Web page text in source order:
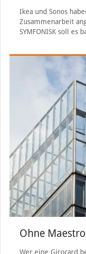
Ikea und Sonos
Zusammenarbeit
SYMFONISK soll es
Ohne
Wer eine Girocard